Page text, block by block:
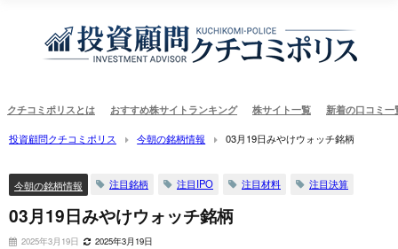
クチコミポリスとは おすすめ株サイトランキング 株サイト一覧 新着の口コミ一
投資顧問クチコミポリス 今朝の銘柄情報 03月19日みやけウォッチ銘柄
今朝の銘柄情報 注目銘柄 注目IPO 注目材料 注目決算
03月19日みやけウォッチ銘柄
2025年3月19日 2025年3月19日